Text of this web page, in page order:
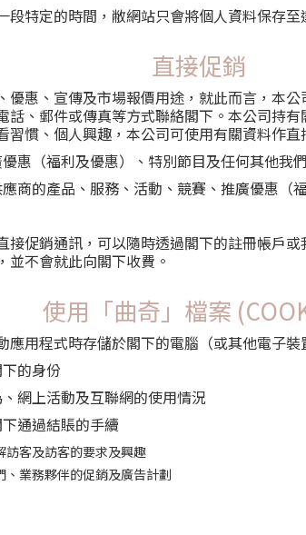
特定的時間，敝網站只會將個人資料保存
直接促銷
惠、宣傳及市場報價用途，就此而言，本
、郵件或傳真等方式聯絡閣下。本公司持
慣、個人興趣，本公司可使用有關資料作
惠（福利及優惠）、特別節目及任何其他我
商的產品、服務、活動、競賽、推廣優惠（
促銷通訊，可以隨時透過閣下的註冊帳戶
不會就此向閣下收費。
使用「曲奇」檔案
應用程式時存儲於閣下的電腦（或其他電子
的身份
網上活動及互聯網的使用情況
通過結賬的手續
訪客及訪客的要求及興趣
業務夥伴的促銷及廣告計劃